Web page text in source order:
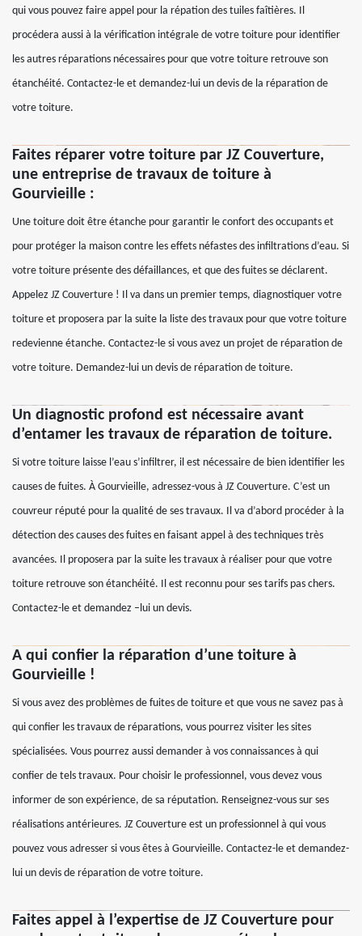
qui vous pouvez faire appel pour la répation des tuiles faîtières. Il
procédera aussi à la vérification intégrale de votre toiture pour identifier
les autres réparations nécessaires pour que votre toiture retrouve son
étanchéité. Contactez-le et demandez-lui un devis de la réparation de
votre toiture.
Faites réparer votre toiture par JZ Couverture,
une entreprise de travaux de toiture à
Gourvieille :
Une toiture doit être étanche pour garantir le confort des occupants et
pour protéger la maison contre les effets néfastes des infiltrations d’eau. Si
votre toiture présente des défaillances, et que des fuites se déclarent.
Appelez JZ Couverture ! Il va dans un premier temps, diagnostiquer votre
toiture et proposera par la suite la liste des travaux pour que votre toiture
redevienne étanche. Contactez-le si vous avez un projet de réparation de
votre toiture. Demandez-lui un devis de réparation de toiture.
Un diagnostic profond est nécessaire avant
d’entamer les travaux de réparation de toiture.
Si votre toiture laisse l’eau s’infiltrer, il est nécessaire de bien identifier les
causes de fuites. À Gourvieille, adressez-vous à JZ Couverture. C’est un
couvreur réputé pour la qualité de ses travaux. Il va d’abord procéder à la
détection des causes des fuites en faisant appel à des techniques très
avancées. Il proposera par la suite les travaux à réaliser pour que votre
toiture retrouve son étanchéité. Il est reconnu pour ses tarifs pas chers.
Contactez-le et demandez –lui un devis.
A qui confier la réparation d’une toiture à
Gourvieille !
Si vous avez des problèmes de fuites de toiture et que vous ne savez pas à
qui confier les travaux de réparations, vous pourrez visiter les sites
spécialisées. Vous pourrez aussi demander à vos connaissances à qui
confier de tels travaux. Pour choisir le professionnel, vous devez vous
informer de son expérience, de sa réputation. Renseignez-vous sur ses
réalisations antérieures. JZ Couverture est un professionnel à qui vous
pouvez vous adresser si vous êtes à Gourvieille. Contactez-le et demandez-
lui un devis de réparation de votre toiture.
Faites appel à l’expertise de JZ Couverture pour